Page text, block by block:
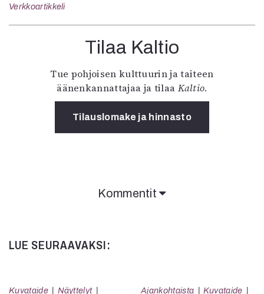
Verkkoartikkeli
Tilaa Kaltio
Tue pohjoisen kulttuurin ja taiteen
äänenkannattajaa ja tilaa Kaltio.
Tilauslomake ja hinnasto
Kommentit
LUE SEURAAVAKSI:
Kuvataide
Näyttelyt
Ajankohtaista
Kuvataide